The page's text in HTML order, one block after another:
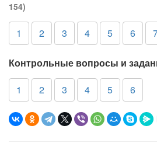
154)
1 2 3 4 5 6
Контрольные вопросы и
1 2 3 4 5 6